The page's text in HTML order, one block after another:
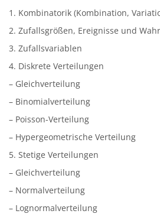
1. Kombinatorik (Kombination,
2. Zufallsgrößen, Ereignisse und
3. Zufallsvariablen
4. Diskrete Verteilungen
– Gleichverteilung
– Binomialverteilung
– Poisson-Verteilung
– Hypergeometrische Verteilung
5. Stetige Verteilungen
– Gleichverteilung
– Normalverteilung
– Lognormalverteilung